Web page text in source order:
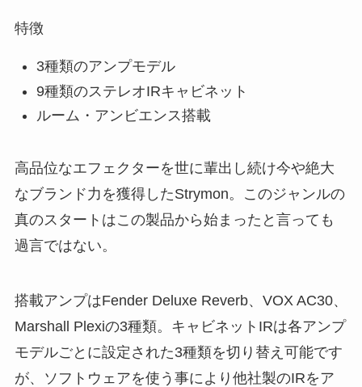
特徴
3種類のアンプモデル
9種類のステレオIRキャビネット
ルーム・アンビエンス搭載
高品位なエフェクターを世に輩出し続け今や絶大
なブランド力を獲得したStrymon。このジャンルの
真のスタートはこの製品から始まったと言っても
過言ではない。
搭載アンプはFender Deluxe Reverb、VOX AC30、
Marshall Plexiの3種類。キャビネットIRは各アンプ
モデルごとに設定された3種類を切り替え可能です
が、ソフトウェアを使う事により他社製のIRをア